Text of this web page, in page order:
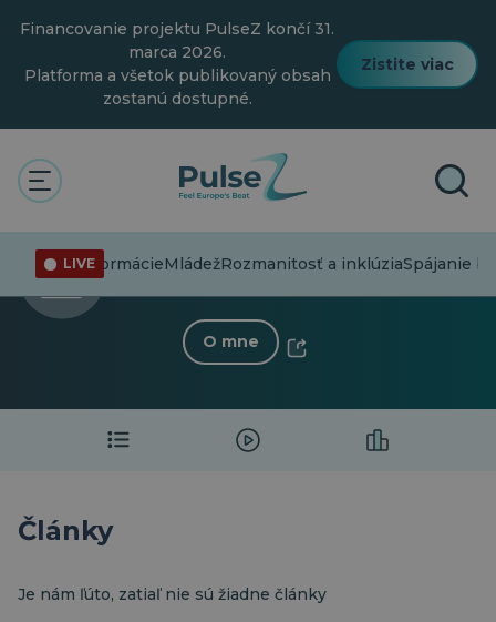
obsah
Financovanie projektu PulseZ končí 31.
marca 2026.
Platforma a všetok publikovaný obsah
zostanú dostupné.
Zistite viac
LIVE
DezinformácieMládežRozmanitosť a inklúziaSpájanie
0 Nasledovník·1 Po
O mne
Články
Je nám ľúto, zatiaľ nie sú žiadne články